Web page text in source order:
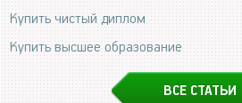
Купить чистый диплом
Купить высшее образование
ВСЕ СТАТЬИ